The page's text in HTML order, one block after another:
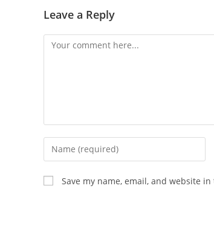
Leave a Reply
Save my name, email, and website